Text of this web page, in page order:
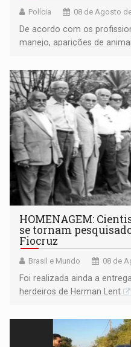
Polícia 08 de Agosto
De acordo com os
manejo, aparições de
HOMENAGEM:
se tornam
Fiocruz
Brasil e Mundo 08 de
Foi realizada ainda a
herdeiros de Herman Lent